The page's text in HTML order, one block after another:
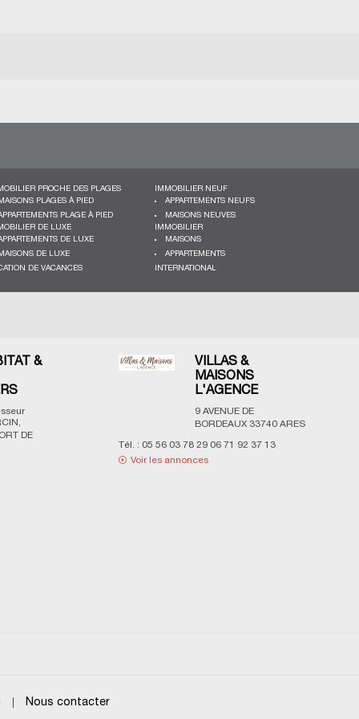
PROCHE DES PLAGES
MAISONS PLAGES À PIED
PLAGE À PIED
IMMOBILIER NEUF
APPARTEMENTS NEUFS
MAISONS NEUVES
DE LUXE
DE LUXE
MAISONS DE LUXE
IMMOBILIER
MAISONS
APPARTEMENTS
DE VACANCES
INTERNATIONAL
&
DE
VILLAS &
MAISONS
L'AGENCE
9 AVENUE DE
BORDEAUX 33740 ARES
Tél. : 05 56 03 78 29 06 71 92 37 13
Voir les annonces
Nous contacter